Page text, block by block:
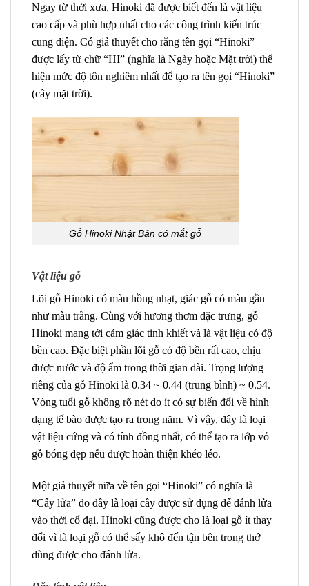
Ngay từ thời xưa, Hinoki đã được biết đến là vật liệu
cao cấp và phù hợp nhất cho các công trình kiến trúc
cung điện. Có giả thuyết cho rằng tên gọi “Hinoki”
được lấy từ chữ “HI” (nghĩa là Ngày hoặc Mặt trời) thể
hiện mức độ tôn nghiêm nhất để tạo ra tên gọi “Hinoki”
(cây mặt trời).
Gỗ Hinoki Nhật Bản có mắt gỗ
Vật liệu gỗ
Lõi gỗ Hinoki có màu hồng nhạt, giác gỗ có màu gần
như màu trắng. Cùng với hương thơm đặc trưng, gỗ
Hinoki mang tới cảm giác tinh khiết và là vật liệu có độ
bền cao. Đặc biệt phần lõi gỗ có độ bền rất cao, chịu
được nước và độ ẩm trong thời gian dài. Trọng lượng
riêng của gỗ Hinoki là 0.34 ~ 0.44 (trung bình) ~ 0.54.
Vòng tuổi gỗ không rõ nét do ít có sự biến đổi về hình
dạng tế bào được tạo ra trong năm. Vì vậy, đây là loại
vật liệu cứng và có tính đồng nhất, có thể tạo ra lớp vỏ
gỗ bóng đẹp nếu được hoàn thiện khéo léo.
Một giả thuyết nữa về tên gọi “Hinoki” có nghĩa là
“Cây lửa” do đây là loại cây được sử dụng để đánh lửa
vào thời cổ đại. Hinoki cũng được cho là loại gỗ ít thay
đổi vì là loại gỗ có thể sấy khô đến tận bên trong thớ
dùng được cho đánh lửa.